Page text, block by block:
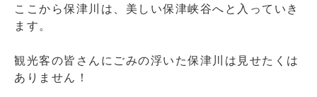
ここから保津川は、美しい保津峡谷へと入っていき
ます。
観光客の皆さんにごみの浮いた保津川は見せたくは
ありません！